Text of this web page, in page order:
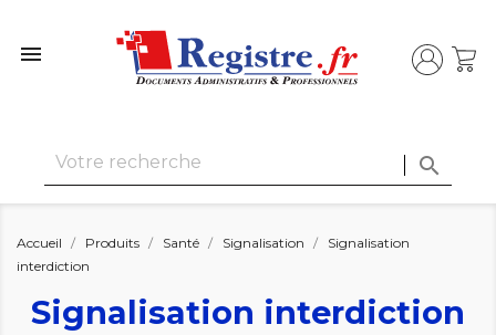


Accueil Produits Santé Signalisation
Signalisation
interdiction
Signalisation interdiction